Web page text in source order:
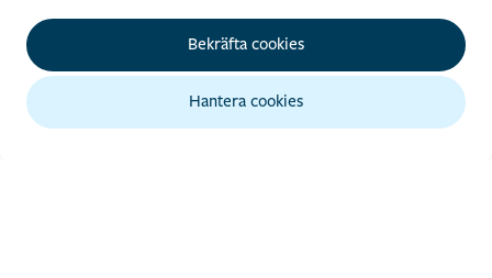
Bekräfta cookies
Hantera cookies